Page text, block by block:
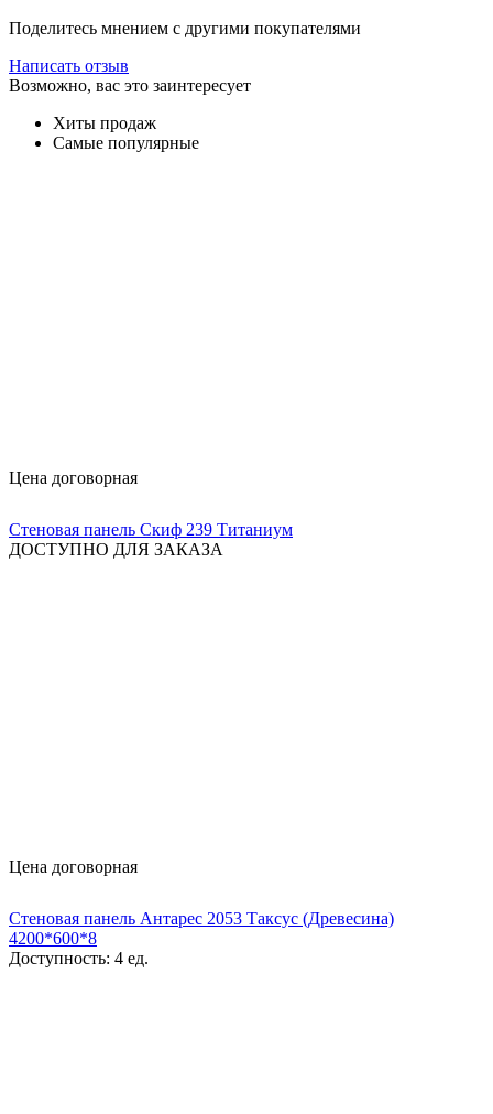
Поделитесь мнением с другими покупателями
Написать отзыв
Возможно, вас это заинтересует
Хиты продаж
Самые популярные
Цена договорная
Стеновая панель Скиф 239 Титаниум
ДОСТУПНО ДЛЯ ЗАКАЗА
Цена договорная
Стеновая панель Антарес 2053 Таксус (Древесина)
4200*600*8
Доступность: 4 ед.